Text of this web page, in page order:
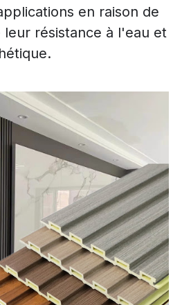
en raison de
résistance à l'eau et